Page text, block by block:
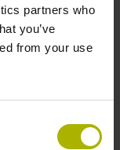
partners who
you’ve
from your use